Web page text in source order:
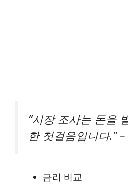
“시장 조사는 돈을
한 첫걸음입니다.”
금리 비교